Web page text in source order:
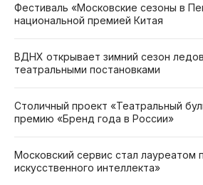
Фестиваль «Московские сезоны в
национальной премией Китая
ВДНХ открывает зимний сезон
театральными постановками
Столичный проект «Театральный
премию «Бренд года в России»
Московский сервис стал лауреатом
искусственного интеллекта»